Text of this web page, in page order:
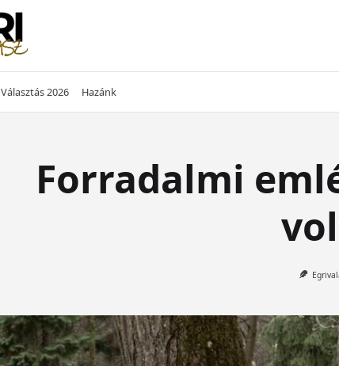
Választás 2026 Hazánk
Forradalmi